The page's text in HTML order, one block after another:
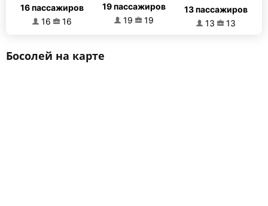
16 пассажиров
16
16
19 пассажиров
19
19
13 пассажиров
13
13
Босолей на карте